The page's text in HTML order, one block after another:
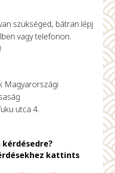
szükséged, bátran lépj
vagy telefonon.
Magyarországi
utca 4.
kattints